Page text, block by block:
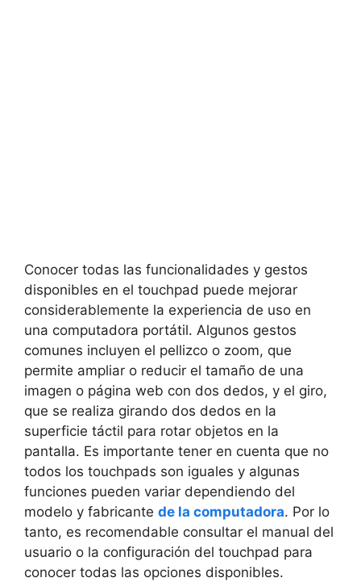
Conocer todas las funcionalidades y⁣ gestos
disponibles en el ⁣touchpad puede​ mejorar
‍considerablemente la experiencia de ‌uso en⁣
una computadora portátil. Algunos gestos
comunes incluyen el‍ pellizco o‍ zoom, que
permite ampliar o reducir el tamaño de‍ una
imagen o página​ web con dos‍ dedos, y el giro,
que se realiza girando dos⁢ dedos en ⁤la
‍superficie táctil para rotar objetos⁤ en la
pantalla. Es importante tener en cuenta que ‍no
todos los ⁢touchpads son iguales y ⁤algunas⁣
funciones pueden variar​ dependiendo del
‌modelo y fabricante de la computadora. Por lo⁢
tanto, es recomendable⁣ consultar el manual del
usuario o la‍ configuración del touchpad para
conocer todas las opciones ⁤disponibles.